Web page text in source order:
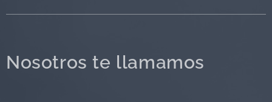
Nosotros te llamamos